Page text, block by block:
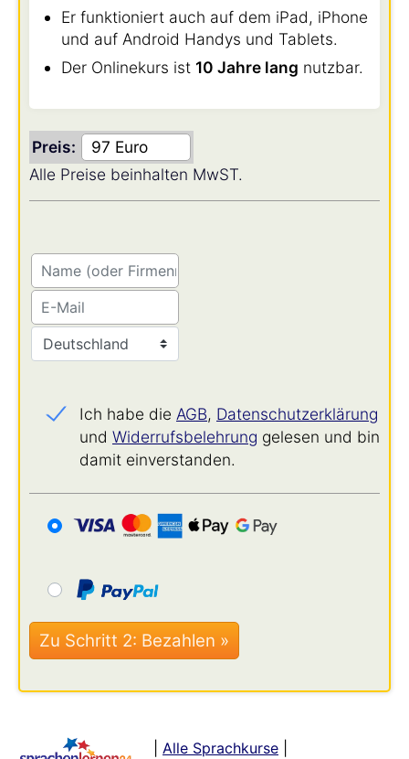
Er funktioniert auch auf dem iPad, iPhone
und auf Android Handys und Tablets.
Der Onlinekurs ist 10 Jahre lang nutzbar.
Preis:
Alle Preise beinhalten MwST.
Ich habe die AGB, Datenschutz­erklärung
und Widerrufs­belehrung gelesen und bin
damit einverstanden.
Alle Sprachkurse